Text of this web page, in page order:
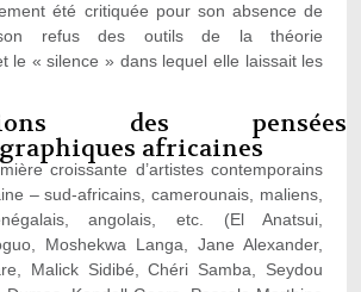
été critiquée pour son absence de
son refus des outils de la théorie
le « silence » dans lequel elle laissait les
des pensées
africaines
croissante d’artistes contemporains
– sud-africains, camerounais, maliens,
angolais, etc. (El Anatsui,
Moshekwa Langa, Jane Alexander,
Malick Sidibé, Chéri Samba, Seydou